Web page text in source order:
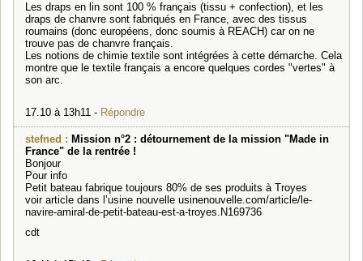
Les draps en lin sont 100 % français (tissu + confection), et les
draps de chanvre sont fabriqués en France, avec des tissus
roumains (donc européens, donc soumis à REACH) car on ne
trouve pas de chanvre français.
Les notions de chimie textile sont intégrées à cette démarche. Cela
montre que le textile français a encore quelques cordes "vertes" à
son arc.
17.10 à 13h11 - Répondre
stefned : Mission n°2 : détournement de la mission "Made in
France" de la rentrée !
Bonjour
Pour info
Petit bateau fabrique toujours 80% de ses produits à Troyes
voir article dans l’usine nouvelle usinenouvelle.com/article/le-
navire-amiral-de-petit-bateau-est-a-troyes.N169736
cdt